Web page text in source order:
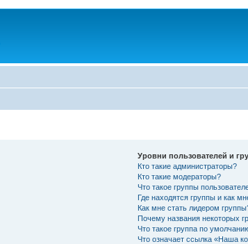
Уровни пользователей и
Кто такие администраторы?
Кто такие модераторы?
Что такое группы
Где находятся группы и как
Как мне стать лидером
Почему названия некоторых
Что такое группа по
Что означает ссылка «Наша